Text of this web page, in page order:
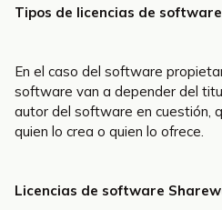
Tipos de licencias de
En el caso del software
software van a depender del
autor del software en cuestión,
quien lo crea o quien lo ofrece.
Licencias de software